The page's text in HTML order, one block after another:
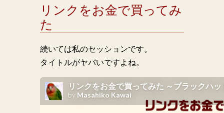
リンクをお金で買ってみ
た
続いては私のセッションです。
タイトルがヤバいですよね。